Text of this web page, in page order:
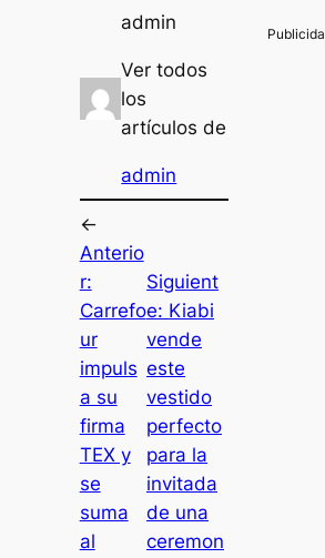
admin
Ver todos
los
artículos de
admin
←
Anterio
r:
Carrefo
ur
impuls
a su
firma
TEX y
se
suma
al
Siguient
e: Kiabi
vende
este
vestido
perfecto
para la
invitada
de una
ceremon